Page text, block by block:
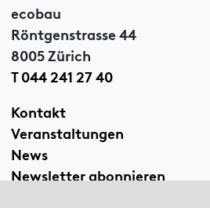
ecobau
Röntgenstrasse 44
8005 Zürich
T 044 241 27 40
Kontakt
Veranstaltungen
News
Newsletter abonnieren